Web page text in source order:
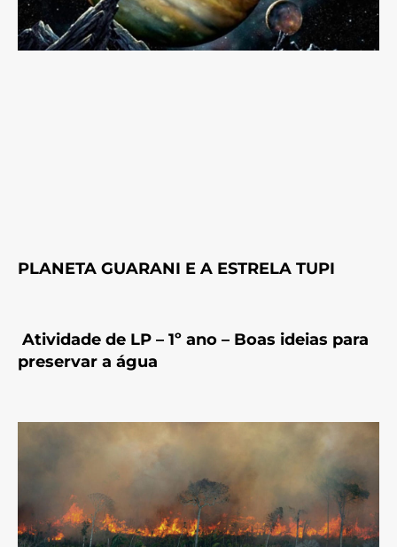
PLANETA GUARANI E A ESTRELA TUPI
Atividade de LP – 1º ano – Boas ideias para
preservar a água